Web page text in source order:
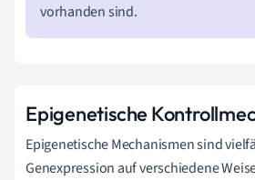
vorhanden sind.
Epigenetische
Epigenetische Mechanismen sind
Genexpression auf verschiedene